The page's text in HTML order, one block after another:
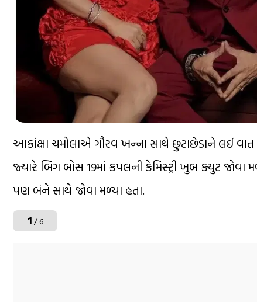
આકાંક્ષા ચમોલાએ ગૌરવ ખન્ના સાથે છુટાછેડાને લઈ
જ્યારે બિગ બોસ 19માં કપલની કેમિસ્ટ્રી ખુબ ક્યુટ જોવા
પણ બંને સાથે જોવા મળ્યા હતા.
1/ 6